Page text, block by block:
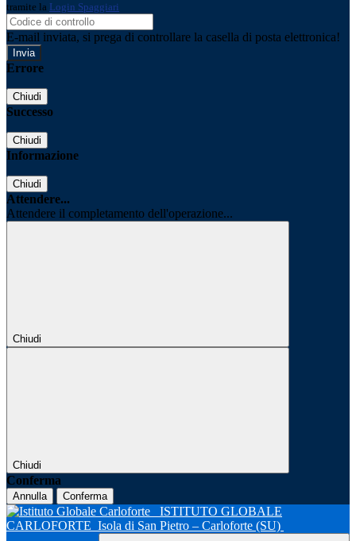
tramite la Login Spaggiari
E-mail inviata, si prega di controllare la casella di posta elettronica!
Errore
Chiudi
Successo
Chiudi
Informazione
Chiudi
Attendere...
Attendere il completamento dell'operazione...
Chiudi
Chiudi
Conferma
Annulla Conferma
ISTITUTO GLOBALE
CARLOFORTE Isola di San Pietro – Carloforte (SU)